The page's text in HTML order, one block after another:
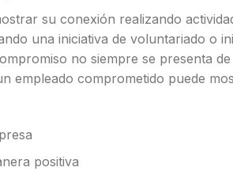
su conexión realizando
una iniciativa de voluntariado o
no siempre se presenta
empleado comprometido puede
positiva